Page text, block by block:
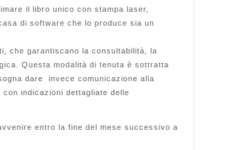
il libro unico con stampa laser,
di software che lo produce sia un
che garantiscano la consultabilità, la
Questa modalità di tenuta è sottratta
dare invece comunicazione alla
indicazioni dettagliate delle
entro la fine del mese successivo a